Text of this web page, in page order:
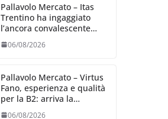
Pallavolo Mercato – Itas
Trentino ha ingaggiato
l’ancora convalescente
Alexandra Ravarini
06/08/2026
Pallavolo Mercato – Virtus
Fano, esperienza e qualità
per la B2: arriva la
schiacciatrice fermana
06/08/2026